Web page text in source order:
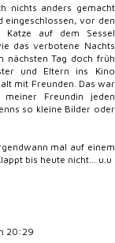
nichts anders gemacht
eingeschlossen, vor den
auf dem Sessel
das verbotene Nachts
nächsten Tag doch früh
und Eltern ins Kino
mit Freunden. Das war
Freundin jeden
so kleine Bilder oder
mal auf einem
bis heute nicht... u.u
20:29